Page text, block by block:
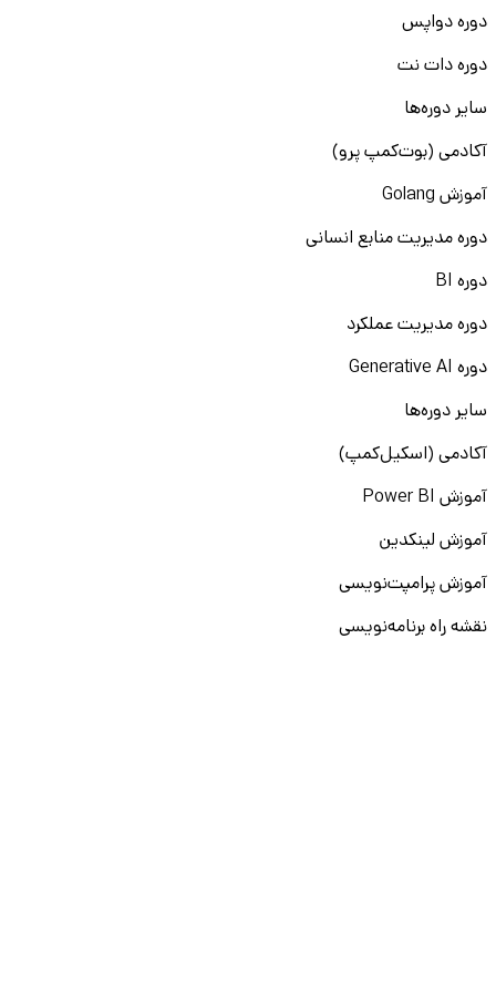
دوره دواپس
دوره دات نت
سایر دوره‌ها
آکادمی (بوت‌کمپ پرو)
آموزش Golang
دوره مدیریت منابع انسانی
دوره BI
دوره مدیریت عملکرد
دوره Generative AI
سایر دوره‌ها
آکادمی (اسکیل‌کمپ)
آموزش Power BI
آموزش لینکدین
آموزش پرامپت‌نویسی
نقشه راه برنامه‌نویسی